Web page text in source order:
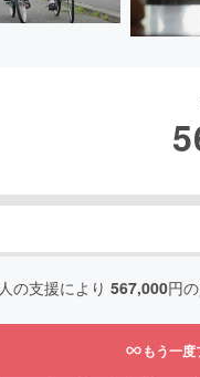
人の支援により 567,000円
もう一